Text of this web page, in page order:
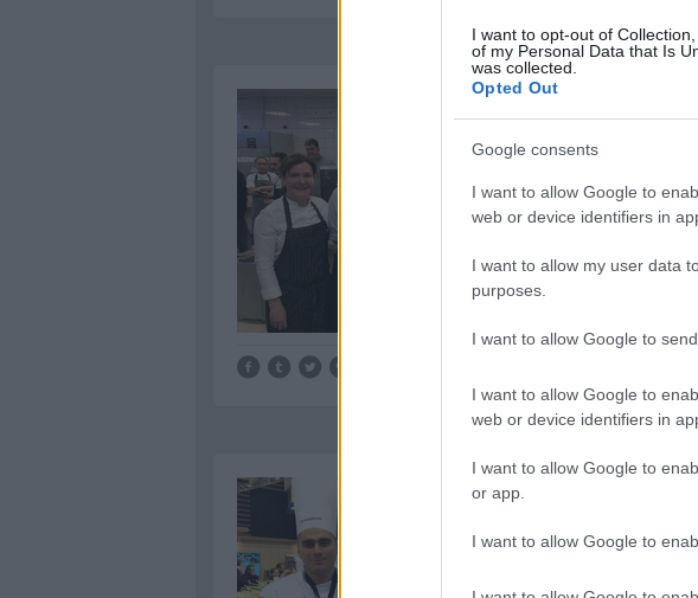
I want to opt-out of
of my Personal Data that Is
was collected.
Opted Out
Google consents
I want to allow Google to
web or device identifiers in
I want to allow my user data
purposes.
I want to allow Google to
I want to allow Google to
web or device identifiers in
I want to allow Google to
or app.
I want to allow Google to
többször
zajlott a
tegnap
utolsó
2017. január